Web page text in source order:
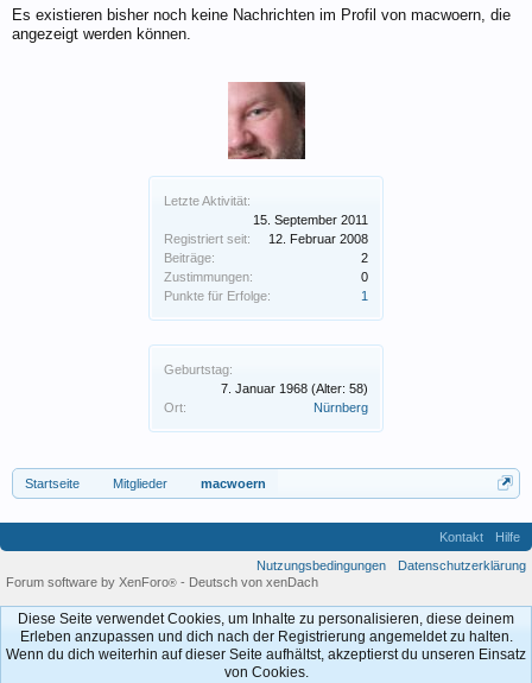
Letzte Aktivität:
15. September 2011
Registriert seit:
12. Februar 2008
Beiträge:
2
Zustimmungen:
0
Punkte für Erfolge:
1
Geburtstag:
7. Januar 1968 (Alter: 58)
Ort:
Nürnberg
Es existieren bisher noch keine Nachrichten im Profil von macwoern, die
angezeigt werden können.
Startseite Mitglieder macwoern
Kontakt
Hilfe
Nutzungsbedingungen
Datenschutzerklärung
Forum software by XenForo® - Deutsch von xenDach
Diese Seite verwendet Cookies, um Inhalte zu personalisieren, diese deinem
Erleben anzupassen und dich nach der Registrierung angemeldet zu halten.
Wenn du dich weiterhin auf dieser Seite aufhältst, akzeptierst du unseren Einsatz
von Cookies.